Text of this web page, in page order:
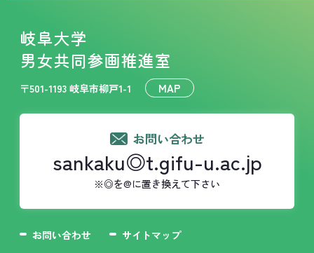
岐阜大学
男女共同参画推進室
〒501-1193 岐阜市柳戸1-1 MAP
お問い合わせ
sankaku◎t.gifu-u.ac.jp
※◎を@に置き換えて下さい
お問い合わせ サイトマップ